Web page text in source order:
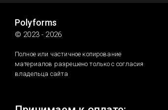
Polyforms
© 2023 - 2026
Полное или частичное копирование
материалов разрешено только с согласия
владельца сайта